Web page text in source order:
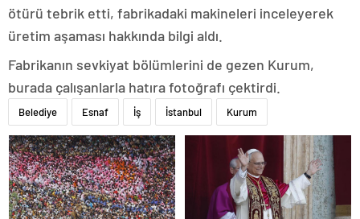
ötürü tebrik etti, fabrikadaki makineleri inceleyerek
üretim aşaması hakkında bilgi aldı.
Fabrikanın sevkiyat bölümlerini de gezen Kurum,
burada çalışanlarla hatıra fotoğrafı çektirdi.
Belediye Esnaf İş İstanbul Kurum